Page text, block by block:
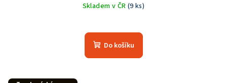
Skladem v ČR (9 ks)
Do košíku